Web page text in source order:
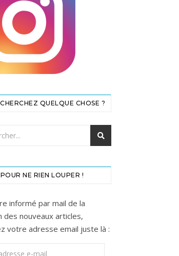
QUELQUE CHOSE ?
POUR NE RIEN LOUPER !
informé par mail de la
des nouveaux articles,
votre adresse email juste là :
e-mail